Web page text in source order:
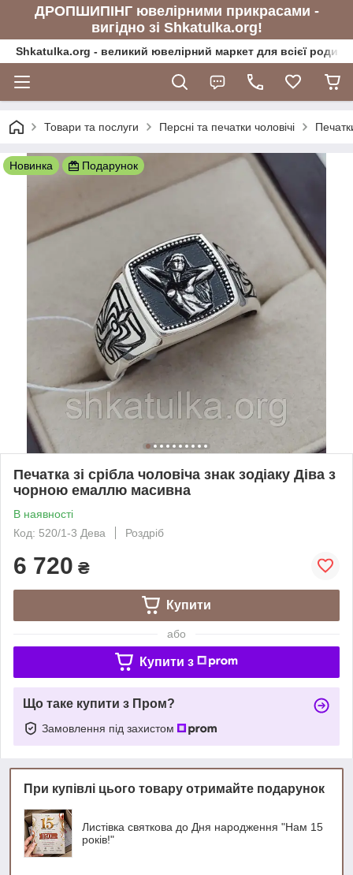
ДРОПШИПІНГ ювелірними прикрасами -
вигідно зі Shkatulka.org!
Shkatulka.org - великий ювелірний маркет для всієї
Товари та послуги Персні та печатки чоловічі
Новинка Подарунок
Печатка зі срібла чоловіча знак зодіаку Діва з
чорною емаллю масивна
В наявності
Код: 520/1-3 Дева
Роздріб
6 720 ₴
Купити
або
Купити з
Що таке купити з Пром?
Замовлення під захистом
При купівлі цього товару отримайте подарунок
Листівка святкова до Дня народження "Нам 15
років!"